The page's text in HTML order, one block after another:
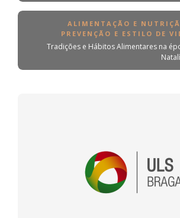
ALIMENTAÇÃO E
PREVENÇÃO E ESTILO DE
Tradições e Hábitos Alimentares na